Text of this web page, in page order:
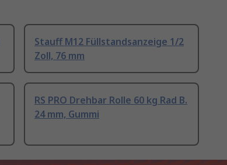
Stauff M12 Füllstandsanzeige 1/2
Zoll, 76 mm
RS PRO Drehbar Rolle 60 kg Rad B.
24 mm, Gummi